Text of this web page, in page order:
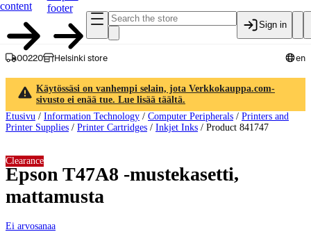
content
footer
Sign in
00220 Helsinki store en
Käytössäsi on vanhempi selain, jota Verkkokauppa.com-
sivusto ei enää tue. Lue lisää täältä.
Etusivu / Information Technology / Computer Peripherals / Printers and
Printer Supplies / Printer Cartridges / Inkjet Inks / Product 841747
Epson T47A8 -mustekasetti,
mattamusta
Ei arvosanaa
Clearance